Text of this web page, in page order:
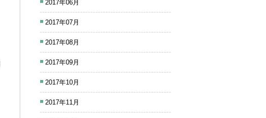
2017年06月
2017年07月
2017年08月
2017年09月
2017年10月
2017年11月